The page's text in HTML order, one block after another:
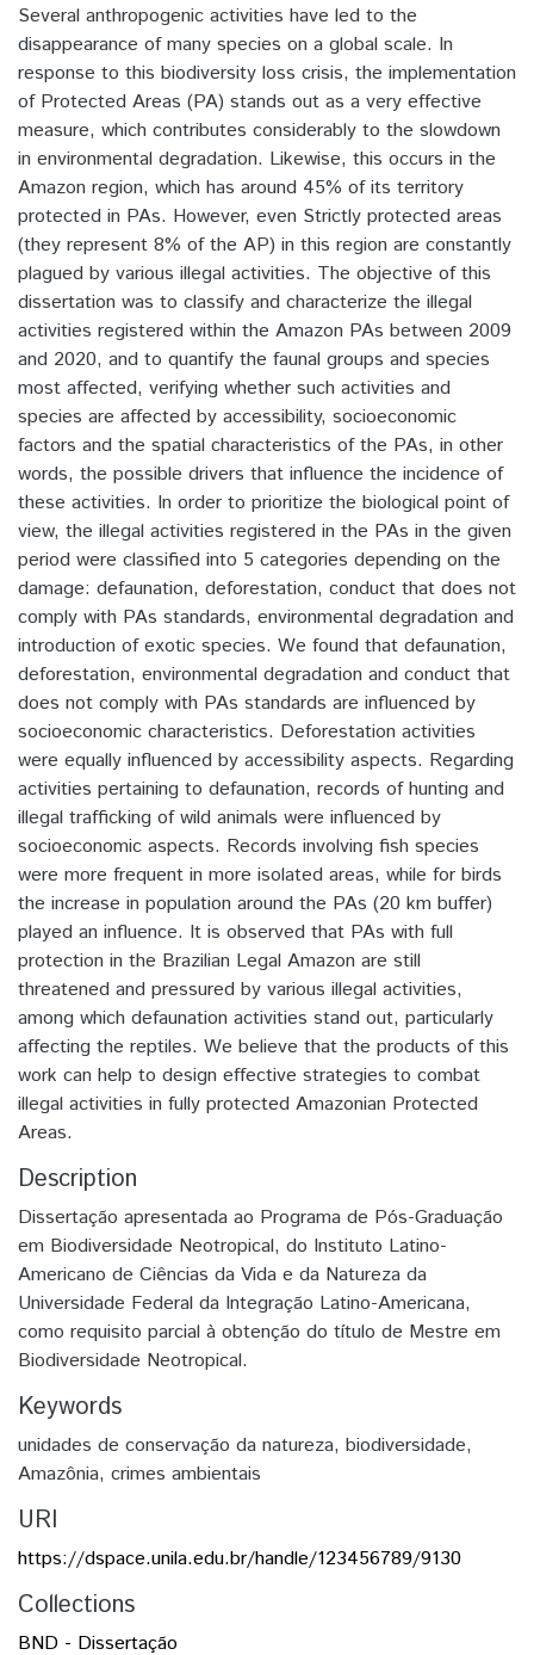
Several anthropogenic activities have led to the
disappearance of many species on a global scale. In
response to this biodiversity loss crisis, the implementation
of Protected Areas (PA) stands out as a very effective
measure, which contributes considerably to the slowdown
in environmental degradation. Likewise, this occurs in the
Amazon region, which has around 45% of its territory
protected in PAs. However, even Strictly protected areas
(they represent 8% of the AP) in this region are constantly
plagued by various illegal activities. The objective of this
dissertation was to classify and characterize the illegal
activities registered within the Amazon PAs between 2009
and 2020, and to quantify the faunal groups and species
most affected, verifying whether such activities and
species are affected by accessibility, socioeconomic
factors and the spatial characteristics of the PAs, in other
words, the possible drivers that influence the incidence of
these activities. In order to prioritize the biological point of
view, the illegal activities registered in the PAs in the given
period were classified into 5 categories depending on the
damage: defaunation, deforestation, conduct that does not
comply with PAs standards, environmental degradation and
introduction of exotic species. We found that defaunation,
deforestation, environmental degradation and conduct that
does not comply with PAs standards are influenced by
socioeconomic characteristics. Deforestation activities
were equally influenced by accessibility aspects. Regarding
activities pertaining to defaunation, records of hunting and
illegal trafficking of wild animals were influenced by
socioeconomic aspects. Records involving fish species
were more frequent in more isolated areas, while for birds
the increase in population around the PAs (20 km buffer)
played an influence. It is observed that PAs with full
protection in the Brazilian Legal Amazon are still
threatened and pressured by various illegal activities,
among which defaunation activities stand out, particularly
affecting the reptiles. We believe that the products of this
work can help to design effective strategies to combat
illegal activities in fully protected Amazonian Protected
Areas.
Description
Dissertação apresentada ao Programa de Pós-Graduação
em Biodiversidade Neotropical, do Instituto Latino-
Americano de Ciências da Vida e da Natureza da
Universidade Federal da Integração Latino-Americana,
como requisito parcial à obtenção do título de Mestre em
Biodiversidade Neotropical.
Keywords
unidades de conservação da natureza, biodiversidade,
Amazônia, crimes ambientais
URI
https://dspace.unila.edu.br/handle/123456789/9130
Collections
BND - Dissertação